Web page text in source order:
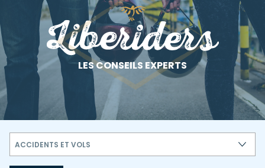
LES CONSEILS EXPERTS
ACCIDENTS ET VOLS